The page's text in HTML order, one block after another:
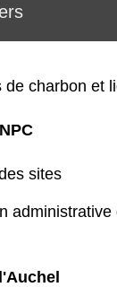
de charbon et
sites
administrative